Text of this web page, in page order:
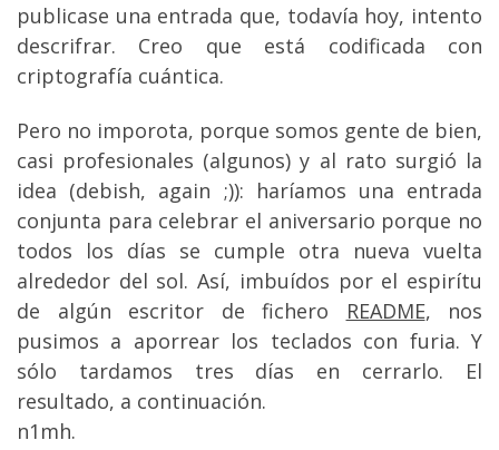
publicase una entrada que, todavía hoy, intento
descrifrar. Creo que está codificada con
criptografía cuántica.
Pero no imporota, porque somos gente de bien,
casi profesionales (algunos) y al rato surgió la
idea (debish, again ;)): haríamos una entrada
conjunta para celebrar el aniversario porque no
todos los días se cumple otra nueva vuelta
alrededor del sol. Así, imbuídos por el espirítu
de algún escritor de fichero
README, nos
pusimos a aporrear los teclados con furia. Y
sólo tardamos tres días en cerrarlo. El
resultado, a continuación.
n1mh.